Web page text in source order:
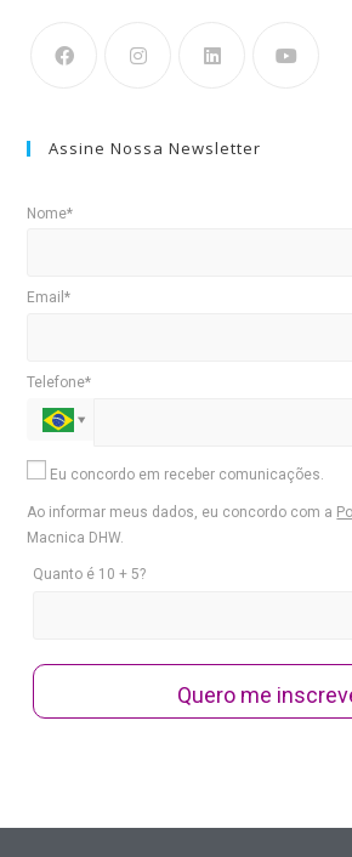
Assine Nossa Newsletter
Nome*
Email*
Telefone*
Eu concordo em receber comunicações.
Ao informar meus dados, eu concordo com a
Macnica DHW.
Quanto é 10 + 5?
Quero me